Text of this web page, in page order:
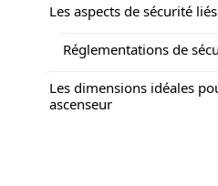
Les aspects de sécurité
Réglementations de
Les dimensions idéales
ascenseur